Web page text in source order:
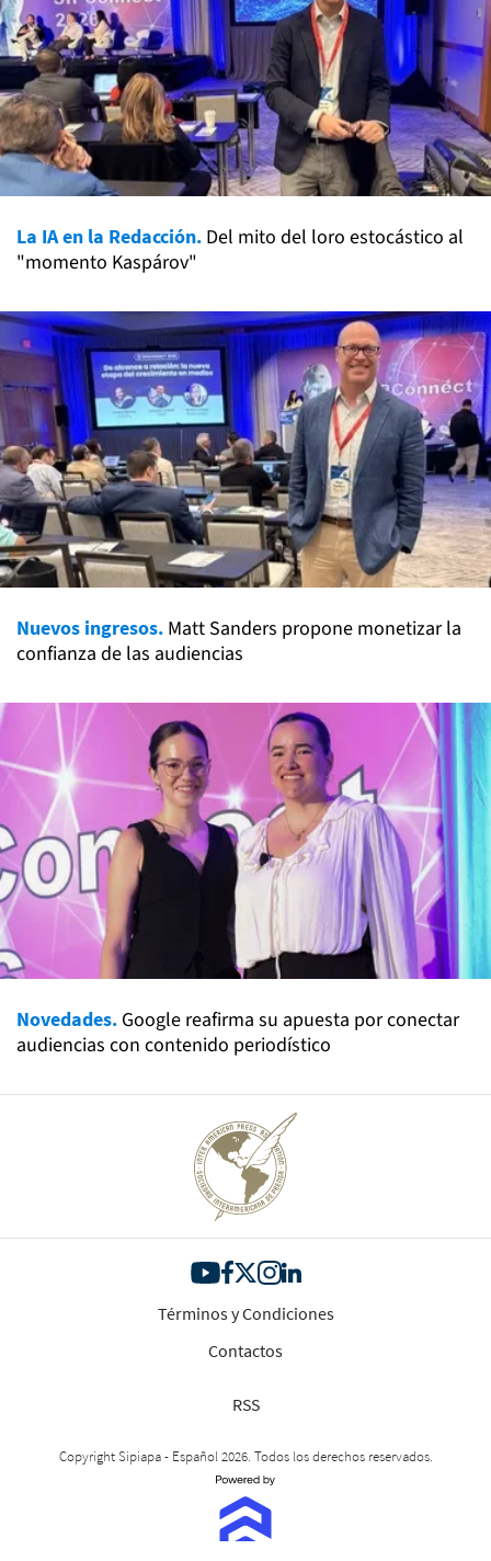
La IA en la Redacción. Del mito del loro estocástico al
"momento Kaspárov"
Nuevos ingresos. Matt Sanders propone monetizar la
confianza de las audiencias
Novedades. Google reafirma su apuesta por conectar
audiencias con contenido periodístico
Términos y Condiciones
Contactos
RSS
Copyright Sipiapa - Español 2026. Todos los derechos reservados.